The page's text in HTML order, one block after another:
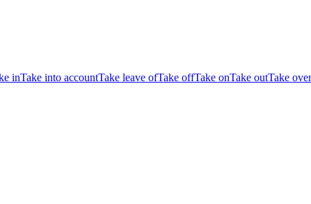
inTake into accountTake leave ofTake offTake onTake outTake over